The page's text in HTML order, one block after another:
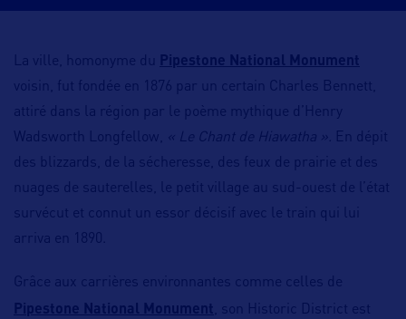
La ville, homonyme du
Pipestone National Monument
voisin, fut fondée en 1876 par un certain Charles Bennett,
attiré dans la région par le poème mythique d’Henry
Wadsworth Longfellow,
« Le Chant de Hiawatha ». En dépit
des blizzards, de la sécheresse, des feux de prairie et des
nuages de sauterelles, le petit village au sud-ouest de l’état
survécut et connut un essor décisif avec le train qui lui
arriva en 1890.
Grâce aux carrières environnantes comme celles de
Pipestone National Monument
, son Historic District est